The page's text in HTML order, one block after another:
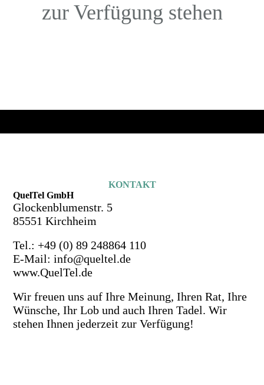
zur Verfügung stehen
KONTAKT
QuelTel GmbH
Glockenblumenstr. 5
85551 Kirchheim
Tel.: +49 (0) 89 248864 110
E-Mail: info@queltel.de
www.QuelTel.de
Wir freuen uns auf Ihre Meinung, Ihren Rat, Ihre
Wünsche, Ihr Lob und auch Ihren Tadel. Wir
stehen Ihnen jederzeit zur Verfügung!